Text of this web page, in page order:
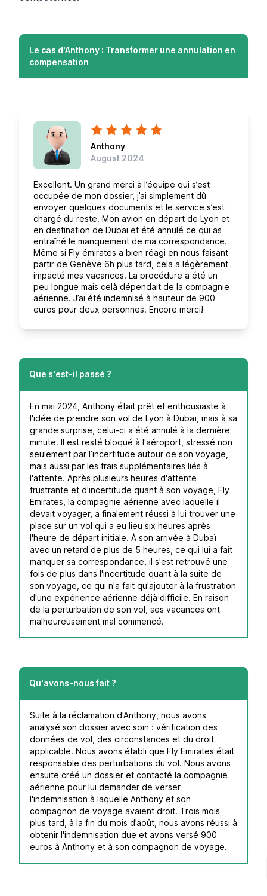
Le cas d'Anthony : Transformer une annulation en
compensation
Anthony
August 2024
Excellent. Un grand merci à l’équipe qui s’est
occupée de mon dossier, j’ai simplement dû
envoyer quelques documents et le service s’est
chargé du reste. Mon avion en départ de Lyon et
en destination de Dubai et été annulé ce qui as
entraîné le manquement de ma correspondance.
Même si Fly émirates a bien réagi en nous faisant
partir de Genève 6h plus tard, cela a légèrement
impacté mes vacances. La procédure a été un
peu longue mais celà dépendait de la compagnie
aérienne. J’ai été indemnisé à hauteur de 900
euros pour deux personnes. Encore merci!
Que s'est-il passé ?
En mai 2024, Anthony était prêt et enthousiaste à
l'idée de prendre son vol de Lyon à Dubaï, mais à sa
grande surprise, celui-ci a été annulé à la dernière
minute. Il est resté bloqué à l'aéroport, stressé non
seulement par l’incertitude autour de son voyage,
mais aussi par les frais supplémentaires liés à
l'attente. Après plusieurs heures d'attente
frustrante et d'incertitude quant à son voyage, Fly
Emirates, la compagnie aérienne avec laquelle il
devait voyager, a finalement réussi à lui trouver une
place sur un vol qui a eu lieu six heures après
l'heure de départ initiale. À son arrivée à Dubaï
avec un retard de plus de 5 heures, ce qui lui a fait
manquer sa correspondance, il s'est retrouvé une
fois de plus dans l'incertitude quant à la suite de
son voyage, ce qui n'a fait qu'ajouter à la frustration
d'une expérience aérienne déjà difficile. En raison
de la perturbation de son vol, ses vacances ont
malheureusement mal commencé.
Qu'avons-nous fait ?
Suite à la réclamation d'Anthony, nous avons
analysé son dossier avec soin : vérification des
données de vol, des circonstances et du droit
applicable. Nous avons établi que Fly Emirates était
responsable des perturbations du vol. Nous avons
ensuite créé un dossier et contacté la compagnie
aérienne pour lui demander de verser
l'indemnisation à laquelle Anthony et son
compagnon de voyage avaient droit. Trois mois
plus tard, à la fin du mois d’août, nous avons réussi à
obtenir l'indemnisation due et avons versé 900
euros à Anthony et à son compagnon de voyage.